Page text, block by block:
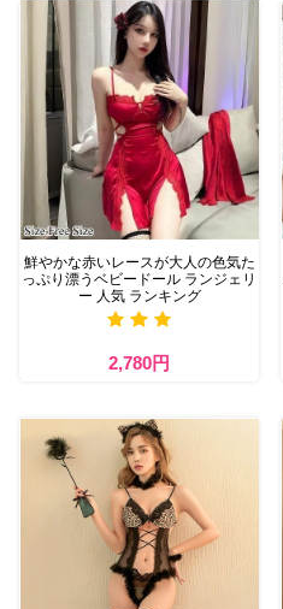
鮮やかな赤いレースが大人の色気た
っぷり漂うベビードール ランジェリ
ー 人気 ランキング
2,780円